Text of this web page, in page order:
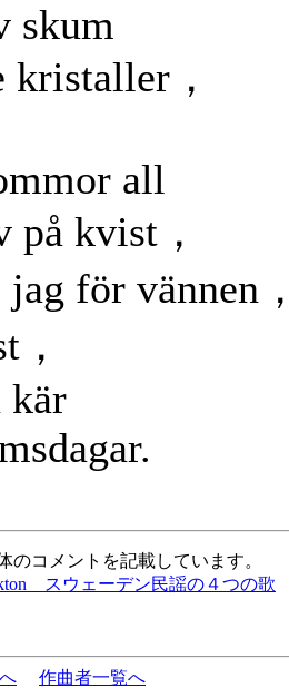
skum
kristaller，
all
på kvist，
för vännen
kär
のコメントを記載しています。
スウェーデン民謡の４つの歌
作曲者一覧へ